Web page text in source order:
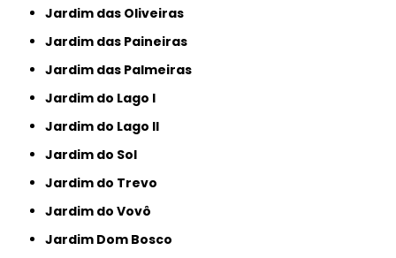
Jardim das Oliveiras
Jardim das Paineiras
Jardim das Palmeiras
Jardim do Lago I
Jardim do Lago II
Jardim do Sol
Jardim do Trevo
Jardim do Vovô
Jardim Dom Bosco